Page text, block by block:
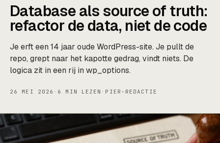
Database als source of truth:
refactor de data, niet de code
Je erft een 14 jaar oude WordPress-site. Je pullt de
repo, grept naar het kapotte gedrag, vindt niets. De
logica zit in een rij in wp_options.
26 MEI 2026 · 6 MIN LEZEN · PIER-REDACTIE